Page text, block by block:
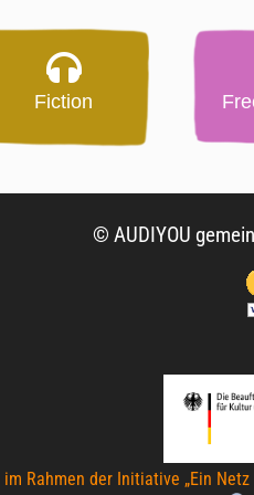
Fiction
© AUDIYOU
im Rahmen der Initiative „Ein